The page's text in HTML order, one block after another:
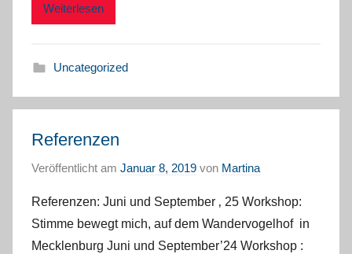
Weiterlesen
Uncategorized
Referenzen
Veröffentlicht am Januar 8, 2019 von Martina
Referenzen: Juni und September ‚ 25 Workshop:
Stimme bewegt mich, auf dem Wandervogelhof in
Mecklenburg Juni und September’24 Workshop :